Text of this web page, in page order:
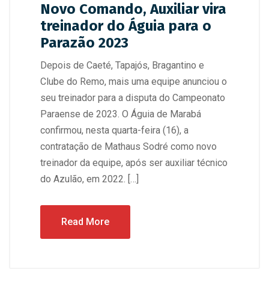
Novo Comando, Auxiliar vira
treinador do Águia para o
Parazão 2023
Depois de Caeté, Tapajós, Bragantino e
Clube do Remo, mais uma equipe anunciou o
seu treinador para a disputa do Campeonato
Paraense de 2023. O Águia de Marabá
confirmou, nesta quarta-feira (16), a
contratação de Mathaus Sodré como novo
treinador da equipe, após ser auxiliar técnico
do Azulão, em 2022. […]
Read More